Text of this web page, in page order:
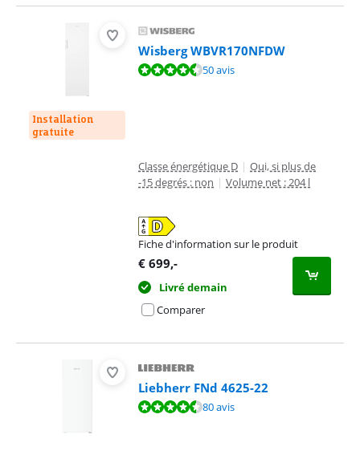
Installation
gratuite
Wisberg WBVR170NFDW
La note est de 9,4 sur 10, basée sur 50 avis.50 avis
Classe énergétique D | Oui, si plus de
-15 degrés : non | Volume net : 204 l
Fiche d'information sur le produit
s'ouvre dans un nouvel onglet
€ 699,-
Livré demain
Comparer
Liebherr FNd 4625-22
La note est de 9,1 sur 10, basée sur 80 avis.80 avis